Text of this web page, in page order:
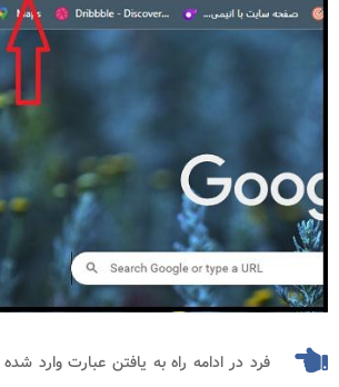
فرد در ادامه راه به یافتن عبارت وارد